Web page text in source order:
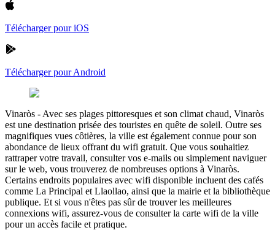
Télécharger pour iOS
Télécharger pour Android
Vinaròs - Avec ses plages pittoresques et son climat chaud, Vinaròs
est une destination prisée des touristes en quête de soleil. Outre ses
magnifiques vues côtières, la ville est également connue pour son
abondance de lieux offrant du wifi gratuit. Que vous souhaitiez
rattraper votre travail, consulter vos e-mails ou simplement naviguer
sur le web, vous trouverez de nombreuses options à Vinaròs.
Certains endroits populaires avec wifi disponible incluent des cafés
comme La Principal et Llaollao, ainsi que la mairie et la bibliothèque
publique. Et si vous n'êtes pas sûr de trouver les meilleures
connexions wifi, assurez-vous de consulter la carte wifi de la ville
pour un accès facile et pratique.